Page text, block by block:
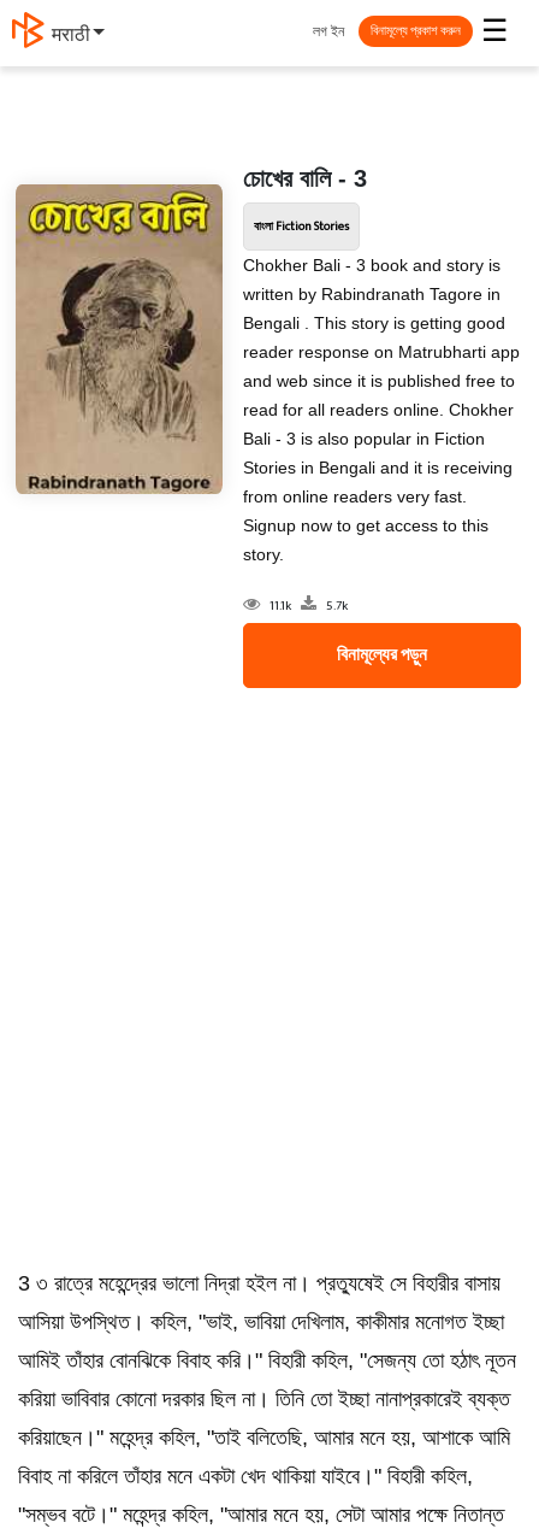
मराठी ☰
লগ ইন বিনামূল্যে প্রকাশ করুন
চোখের বালি - 3
বাংলা Fiction Stories
Chokher Bali - 3 book and story is
written by Rabindranath Tagore in
Bengali . This story is getting good
reader response on Matrubharti app
and web since it is published free to
read for all readers online. Chokher
Bali - 3 is also popular in Fiction
Stories in Bengali and it is receiving
from online readers very fast.
Signup now to get access to this
story.
11.1k 5.7k
বিনামূল্যের পড়ুন
3 ৩ রাত্রে মহেন্দ্রের ভালো নিদ্রা হইল না। প্রত্যুষেই সে বিহারীর বাসায়
আসিয়া উপস্থিত। কহিল, "ভাই, ভাবিয়া দেখিলাম, কাকীমার মনোগত ইচ্ছা
আমিই তাঁহার বোনঝিকে বিবাহ করি।" বিহারী কহিল, "সেজন্য তো হঠাৎ নূতন
করিয়া ভাবিবার কোনো দরকার ছিল না। তিনি তো ইচ্ছা নানাপ্রকারেই ব্যক্ত
করিয়াছেন।" মহেন্দ্র কহিল, "তাই বলিতেছি, আমার মনে হয়, আশাকে আমি
বিবাহ না করিলে তাঁহার মনে একটা খেদ থাকিয়া যাইবে।" বিহারী কহিল,
"সম্ভব বটে।" মহেন্দ্র কহিল, "আমার মনে হয়, সেটা আমার পক্ষে নিতান্ত